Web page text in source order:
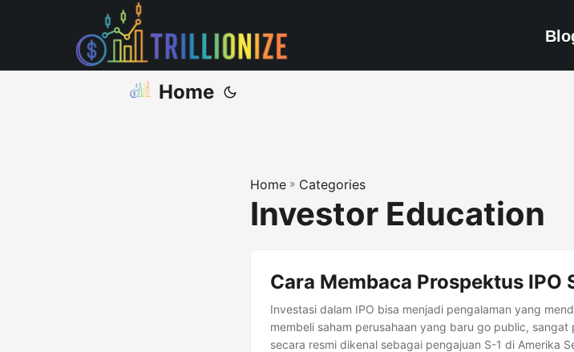
Home
Home » Categories
Investor Education
Cara Membaca Prospektus IPO
Investasi dalam IPO bisa menjadi pengalaman yang
membeli saham perusahaan yang baru go public,
secara resmi dikenal sebagai pengajuan S-1 di Amerika